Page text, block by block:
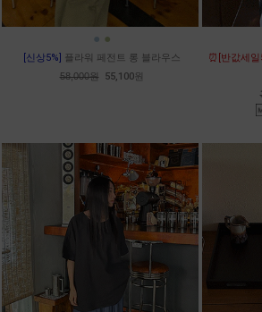
● ●
[신상5%] 플라워 페전트 롱 블라우스
58,000원 55,100원
⏰[반값세일